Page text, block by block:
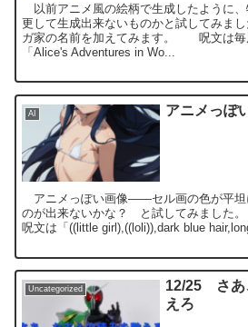
以前アニメ風の絵柄で生成したように
更して生成出来ないものかと試してみま
ガ家の名前を加えてみます。 呪文は毎
「Alice's Adventures in Wo...
AI アニメっぽ
アニメっぽい画像――セル画の色が平坦
のが出来ないかな？ と試してみました
呪文は「((little girl),((loli)),dark blue
Uncategorized
12/25 さあ
えろ